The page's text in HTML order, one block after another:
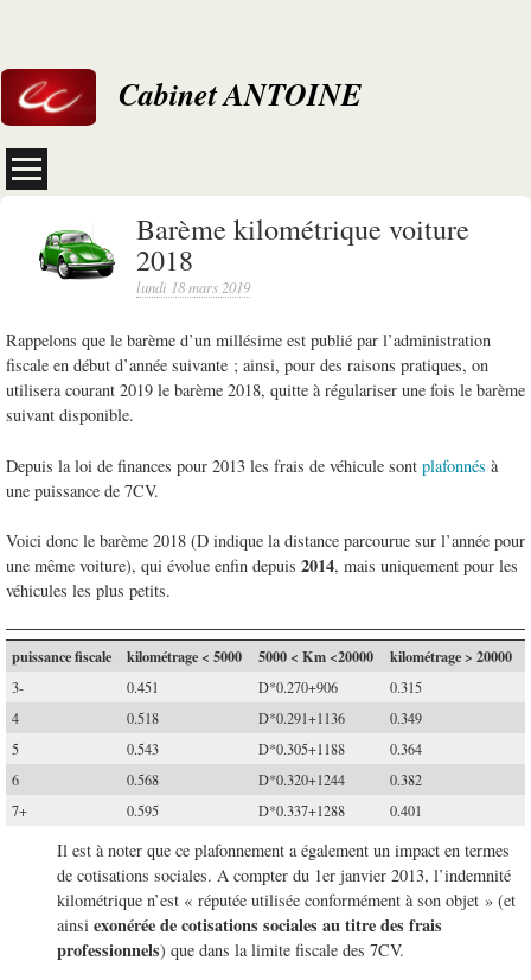
Cabinet ANTOINE
Barème kilométrique voiture
2018
lundi 18 mars 2019
Rappelons que le barème d’un millésime est publié par l’administration
fiscale en début d’année suivante ; ainsi, pour des raisons pratiques, on
utilisera courant 2019 le barème 2018, quitte à régulariser une fois le barème
suivant disponible.
Depuis la loi de finances pour 2013 les frais de véhicule sont plafonnés à
une puissance de 7CV.
Voici donc le barème 2018 (D indique la distance parcourue sur l’année pour
une même voiture), qui évolue enfin depuis 2014, mais uniquement pour les
véhicules les plus petits.
puissance fiscale kilométrage < 5000 5000 < Km <20000 kilométrage > 20000
3- 0.451 D*0.270+906
0.315
4
0.518 D*0.291+1136
0.349
5
0.543 D*0.305+1188
0.364
6
0.568 D*0.320+1244
0.382
7+
0.595 D*0.337+1288 0.401
Il est à noter que ce plafonnement a également un impact en termes
de cotisations sociales. A compter du 1er janvier 2013, l’indemnité
kilométrique n’est « réputée utilisée conformément à son objet » (et
ainsiexonérée de cotisations sociales au titre des frais
professionnels) que dans la limite fiscale des 7CV.